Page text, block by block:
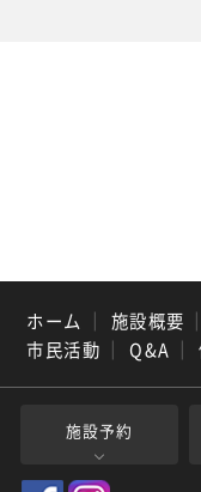
ホーム ｜ 施設概要 ｜
市民活動 ｜ Q&A ｜
施設予約